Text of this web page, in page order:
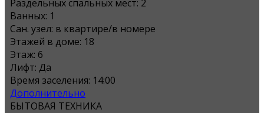
Раздельных спальных мест: 2
Ванных: 1
Сан. узел: в квартире/в номере
Этажей в доме: 18
Этаж: 6
Лифт: Да
Время заселения: 14:00
Дополнительно
БЫТОВАЯ ТЕХНИКА